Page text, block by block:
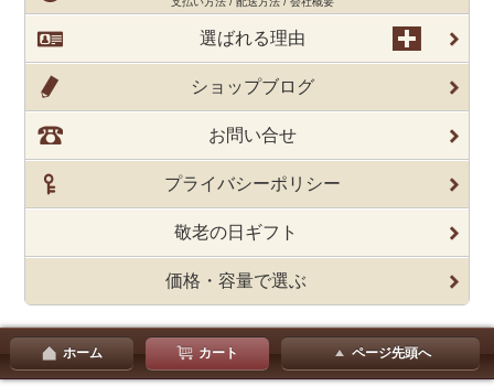
選ばれる理由
ショップブログ
お問い合せ
プライバシーポリシー
敬老の日ギフト
価格・容量で選ぶ
ホーム カート ページ先頭へ